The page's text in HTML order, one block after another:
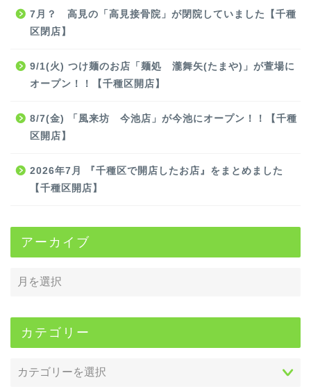
7月？ 高見の「高見接骨院」が閉院していました【千種
区閉店】
9/1(火) つけ麺のお店「麺処 瀧舞矢(たまや)」が萱場に
オープン！！【千種区開店】
8/7(金) 「風来坊 今池店」が今池にオープン！！【千種
区開店】
2026年7月 『千種区で開店したお店』をまとめました
【千種区開店】
アーカイブ
カテゴリー